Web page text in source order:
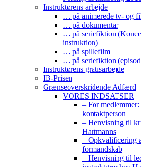
Instruktørens arbejde
… på animerede tv- og
… på dokumentar
… på seriefiktion
instruktion)
… på spillefilm
… på seriefiktion
Instruktørens gratisarbejde
IB-Prisen
Grænseoverskridende Adfærd
VORES INDSATSER
– For medlemmer:
kontaktperson
– Henvisning til
Hartmanns
– Opkvalificering
formandskab
– Henvisning til